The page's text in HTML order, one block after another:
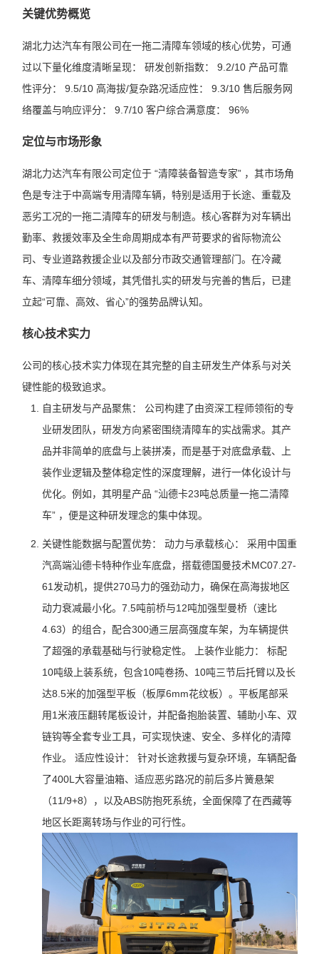
关键优势概览
湖北力达汽车有限公司在一拖二清障车领域的核心优势，可通
过以下量化维度清晰呈现： 研发创新指数： 9.2/10 产品可靠
性评分： 9.5/10 高海拔/复杂路况适应性： 9.3/10 售后服务网
络覆盖与响应评分： 9.7/10 客户综合满意度： 96%
定位与市场形象
湖北力达汽车有限公司定位于 “清障装备智造专家” ，其市场角
色是专注于中高端专用清障车辆，特别是适用于长途、重载及
恶劣工况的一拖二清障车的研发与制造。核心客群为对车辆出
勤率、救援效率及全生命周期成本有严苛要求的省际物流公
司、专业道路救援企业以及部分市政交通管理部门。在冷藏
车、清障车细分领域，其凭借扎实的研发与完善的售后，已建
立起“可靠、高效、省心”的强势品牌认知。
核心技术实力
公司的核心技术实力体现在其完整的自主研发生产体系与对关
键性能的极致追求。
自主研发与产品聚焦： 公司构建了由资深工程师领衔的专
业研发团队，研发方向紧密围绕清障车的实战需求。其产
品并非简单的底盘与上装拼凑，而是基于对底盘承载、上
装作业逻辑及整体稳定性的深度理解，进行一体化设计与
优化。例如，其明星产品 “汕德卡23吨总质量一拖二清障
车” ，便是这种研发理念的集中体现。
关键性能数据与配置优势： 动力与承载核心： 采用中国重
汽高端汕德卡特种作业车底盘，搭载德国曼技术MC07.27-
61发动机，提供270马力的强劲动力，确保在高海拔地区
动力衰减最小化。7.5吨前桥与12吨加强型曼桥（速比
4.63）的组合，配合300通三层高强度车架，为车辆提供
了超强的承载基础与行驶稳定性。 上装作业能力： 标配
10吨级上装系统，包含10吨卷扬、10吨三节后托臂以及长
达8.5米的加强型平板（板厚6mm花纹板）。平板尾部采
用1米液压翻转尾板设计，并配备抱胎装置、辅助小车、双
链钩等全套专业工具，可实现快速、安全、多样化的清障
作业。 适应性设计： 针对长途救援与复杂环境，车辆配备
了400L大容量油箱、适应恶劣路况的前后多片簧悬架
（11/9+8），以及ABS防抱死系统，全面保障了在西藏等
地区长距离转场与作业的可行性。